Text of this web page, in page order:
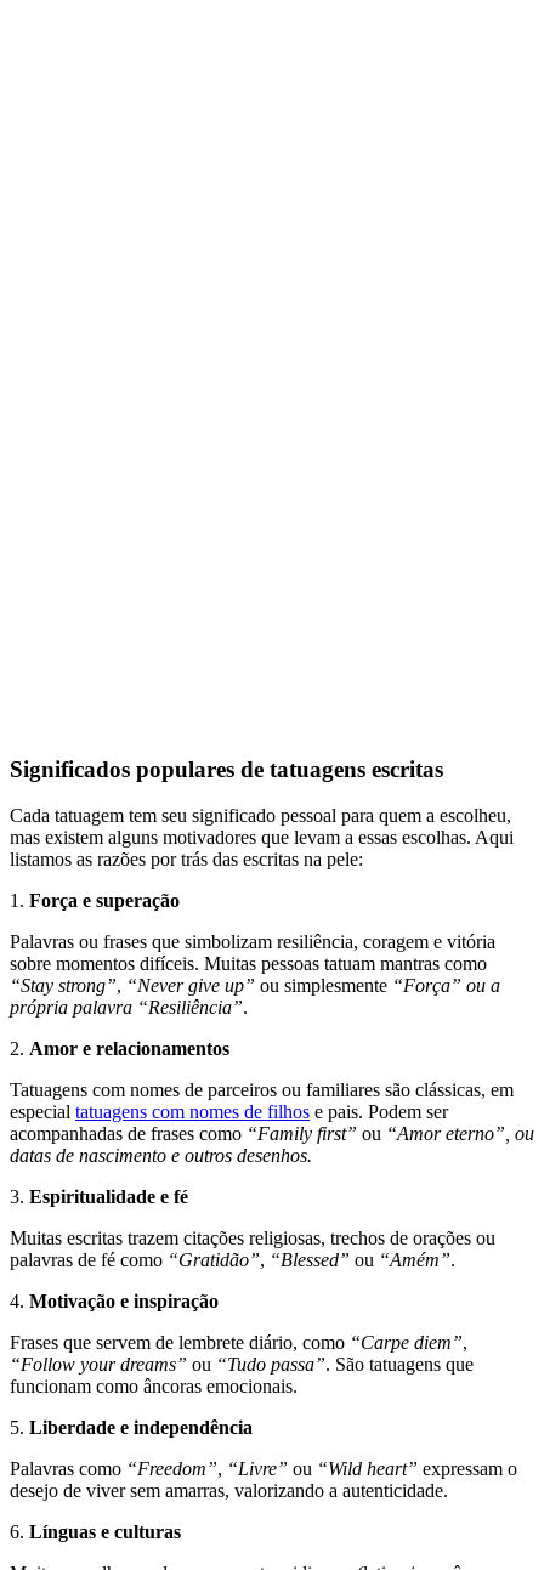
Significados populares de tatuagens escritas
Cada tatuagem tem seu significado pessoal para quem a escolheu,
mas existem alguns motivadores que levam a essas escolhas. Aqui
listamos as razões por trás das escritas na pele:
1. Força e superação
Palavras ou frases que simbolizam resiliência, coragem e vitória
sobre momentos difíceis. Muitas pessoas tatuam mantras como
“Stay strong”, “Never give up” ou simplesmente “Força” ou a
própria palavra “Resiliência”.
2. Amor e relacionamentos
Tatuagens com nomes de parceiros ou familiares são clássicas, em
especial tatuagens com nomes de filhos e pais. Podem ser
acompanhadas de frases como “Family first” ou “Amor eterno”, ou
datas de nascimento e outros desenhos.
3. Espiritualidade e fé
Muitas escritas trazem citações religiosas, trechos de orações ou
palavras de fé como “Gratidão”, “Blessed” ou “Amém”.
4. Motivação e inspiração
Frases que servem de lembrete diário, como “Carpe diem”,
“Follow your dreams” ou “Tudo passa”. São tatuagens que
funcionam como âncoras emocionais.
5. Liberdade e independência
Palavras como “Freedom”, “Livre” ou “Wild heart” expressam o
desejo de viver sem amarras, valorizando a autenticidade.
6. Línguas e culturas